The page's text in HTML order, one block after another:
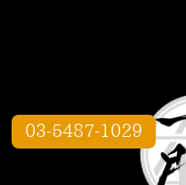
03-5487-1029